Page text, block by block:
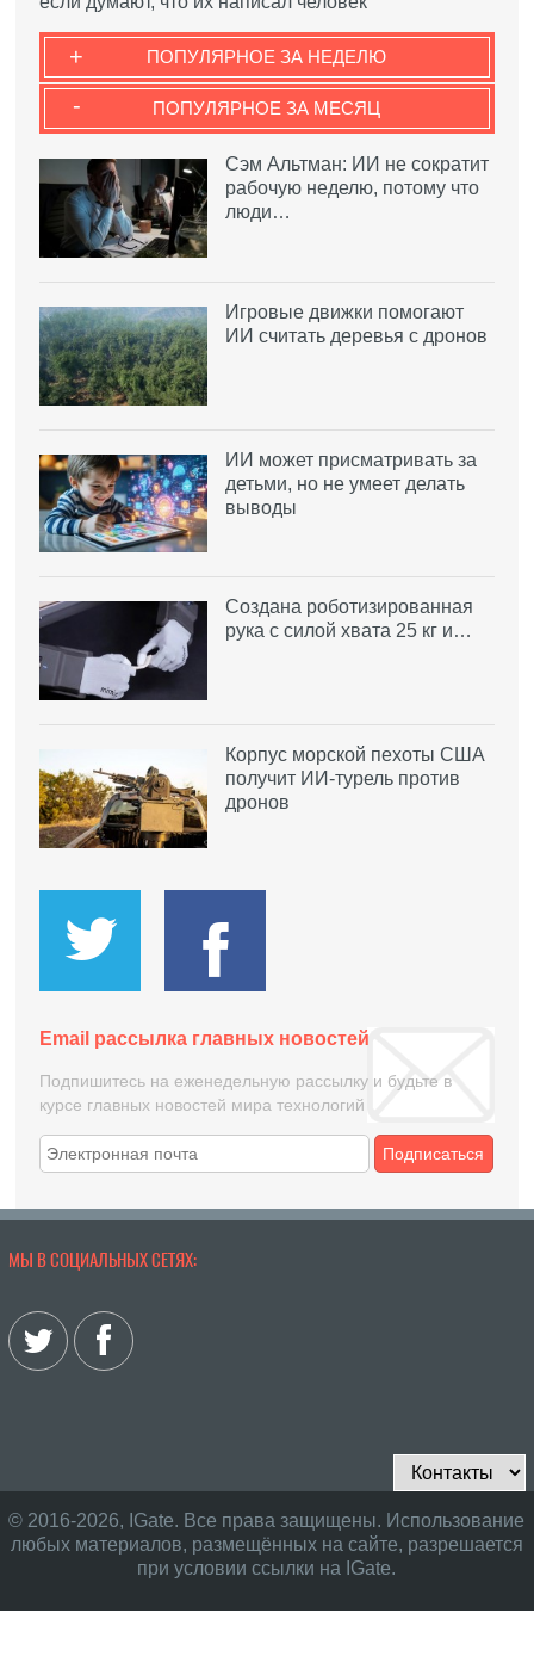
ПОПУЛЯРНОЕ ЗА НЕДЕЛЮ
+
ПОПУЛЯРНОЕ ЗА МЕСЯЦ
-
Сэм Альтман: ИИ не сократит
рабочую неделю, потому что
люди…
Игровые движки помогают
ИИ считать деревья с дронов
ИИ может присматривать за
детьми, но не умеет делать
выводы
Создана роботизированная
рука с силой хвата 25 кг и…
Корпус морской пехоты США
получит ИИ-турель против
дронов
Email рассылка главных новостей
Подпишитесь на еженедельную рассылку и будьте в
курсе главных новостей мира технологий
Подписаться
МЫ В СОЦИАЛЬНЫХ СЕТЯХ:
© 2016-2026, IGate. Все права защищены. Использование
любых материалов, размещённых на сайте, разрешается
при условии ссылки на IGate.